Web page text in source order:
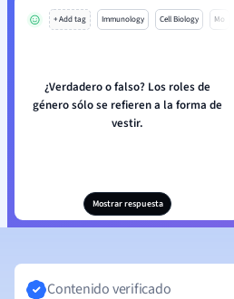
+ Add tag Immunology Cell Biology Mo
¿Verdadero o falso? Los roles de
género sólo se refieren a la forma de
vestir.
Mostrar respuesta
Contenido verificado